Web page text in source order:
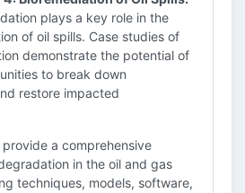
plays a key role in the
of oil spills. Case studies of
demonstrate the potential of
to break down
restore impacted
a comprehensive
in the oil and gas
techniques, models, software,